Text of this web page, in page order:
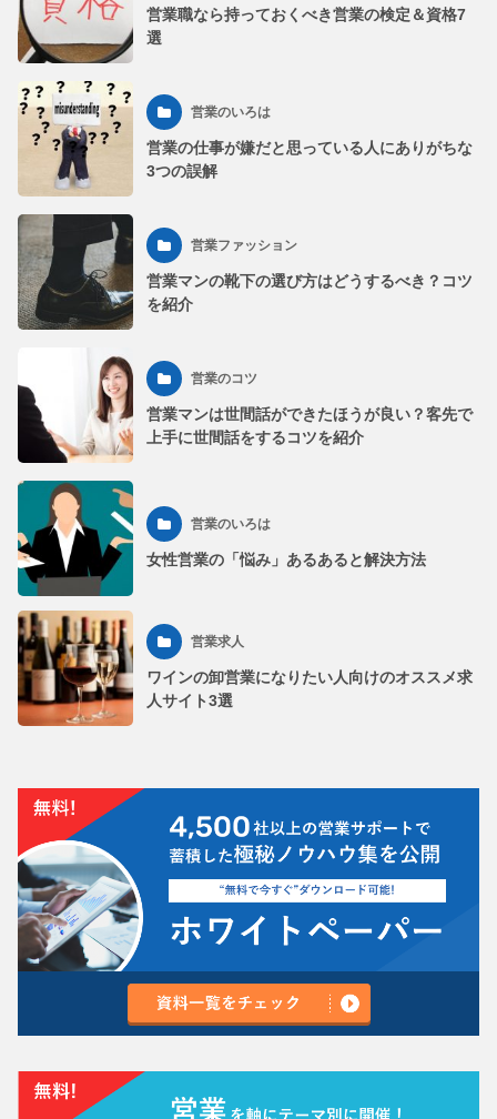
営業職なら持っておくべき営業の検定＆資格7
選
営業のいろは
営業の仕事が嫌だと思っている人にありがちな
3つの誤解
営業ファッション
営業マンの靴下の選び方はどうするべき？コツ
を紹介
営業のコツ
営業マンは世間話ができたほうが良い？客先で
上手に世間話をするコツを紹介
営業のいろは
女性営業の「悩み」あるあると解決方法
営業求人
ワインの卸営業になりたい人向けのオススメ求
人サイト3選